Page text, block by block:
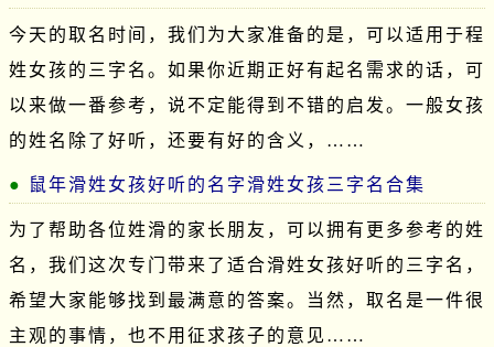
今天的取名时间，我们为大家准备的是，可以适用于程
姓女孩的三字名。如果你近期正好有起名需求的话，可
以来做一番参考，说不定能得到不错的启发。一般女孩
的姓名除了好听，还要有好的含义，……
鼠年滑姓女孩好听的名字滑姓女孩三字名合集
为了帮助各位姓滑的家长朋友，可以拥有更多参考的姓
名，我们这次专门带来了适合滑姓女孩好听的三字名，
希望大家能够找到最满意的答案。当然，取名是一件很
主观的事情，也不用征求孩子的意见……